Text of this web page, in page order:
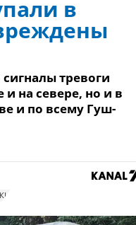
в
тревоги
и на севере, но и в
и по всему Гуш-